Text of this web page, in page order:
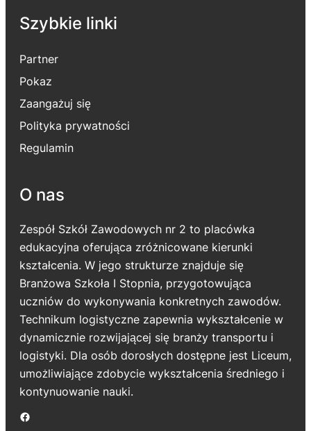
Szybkie linki
Partner
Pokaz
Zaangażuj się
Polityka prywatności
Regulamin
O nas
Zespół Szkół Zawodowych nr 2 to placówka
edukacyjna oferująca zróżnicowane kierunki
kształcenia. W jego strukturze znajduje się
Branżowa Szkoła I Stopnia, przygotowująca
uczniów do wykonywania konkretnych zawodów.
Technikum logistyczne zapewnia wykształcenie w
dynamicznie rozwijającej się branży transportu i
logistyki. Dla osób dorosłych dostępne jest Liceum,
umożliwiające zdobycie wykształcenia średniego i
kontynuowanie nauki.